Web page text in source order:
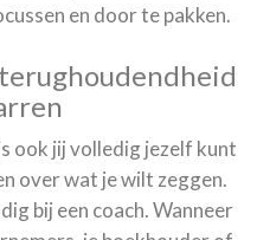
en door te pakken.
ook jij volledig jezelf kunt
over wat je wilt zeggen.
bij een coach. Wanneer